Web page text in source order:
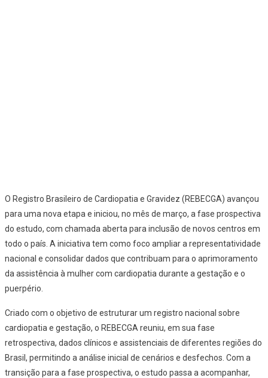
O Registro Brasileiro de Cardiopatia e Gravidez (REBECGA) avançou
para uma nova etapa e iniciou, no mês de março, a fase prospectiva
do estudo, com chamada aberta para inclusão de novos centros em
todo o país. A iniciativa tem como foco ampliar a representatividade
nacional e consolidar dados que contribuam para o aprimoramento
da assistência à mulher com cardiopatia durante a gestação e o
puerpério.
Criado com o objetivo de estruturar um registro nacional sobre
cardiopatia e gestação, o REBECGA reuniu, em sua fase
retrospectiva, dados clínicos e assistenciais de diferentes regiões do
Brasil, permitindo a análise inicial de cenários e desfechos. Com a
transição para a fase prospectiva, o estudo passa a acompanhar,